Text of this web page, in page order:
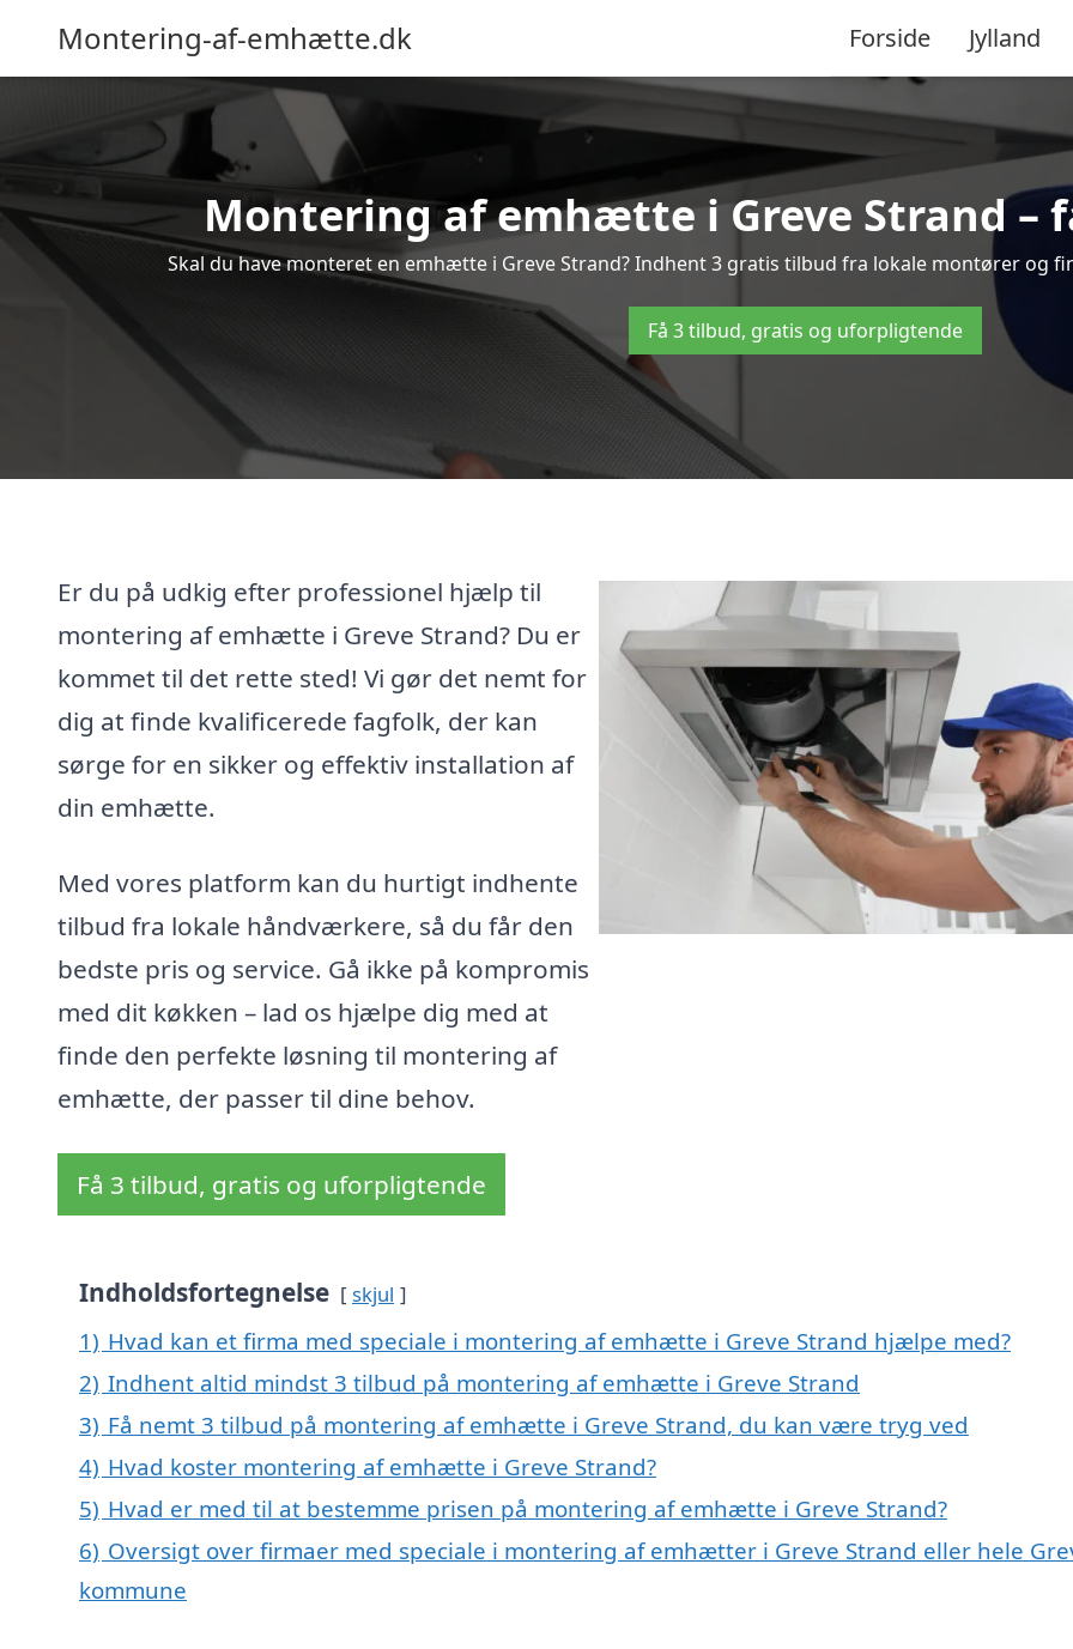
Montering-af-emhætte.dk Forside Jylland
Montering af emhætte i Greve Strand –
Skal du have monteret en emhætte i Greve Strand? Indhent 3 gratis tilbud fra lokale montører og
Få 3 tilbud, gratis og uforpligtende
Er du på udkig efter professionel hjælp til
montering af emhætte i Greve Strand? Du er
kommet til det rette sted! Vi gør det nemt for
dig at finde kvalificerede fagfolk, der kan
sørge for en sikker og effektiv installation af
din emhætte.
Med vores platform kan du hurtigt indhente
tilbud fra lokale håndværkere, så du får den
bedste pris og service. Gå ikke på kompromis
med dit køkken – lad os hjælpe dig med at
finde den perfekte løsning til montering af
emhætte, der passer til dine behov.
Få 3 tilbud, gratis og uforpligtende
Indholdsfortegnelse skjul
1) Hvad kan et firma med speciale i montering af emhætte i Greve Strand hjælpe med?
2) Indhent altid mindst 3 tilbud på montering af emhætte i Greve Strand
3) Få nemt 3 tilbud på montering af emhætte i Greve Strand, du kan være tryg ved
4) Hvad koster montering af emhætte i Greve Strand?
5) Hvad er med til at bestemme prisen på montering af emhætte i Greve Strand?
6) Oversigt over firmaer med speciale i montering af emhætter i Greve Strand eller hele
kommune